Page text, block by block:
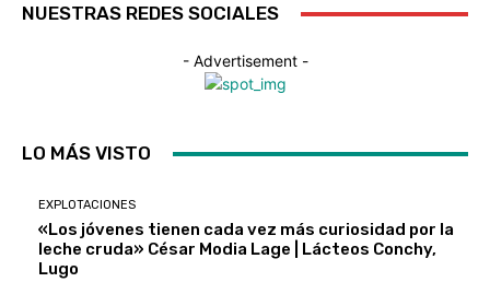
NUESTRAS REDES SOCIALES
- Advertisement -
LO MÁS VISTO
EXPLOTACIONES
«Los jóvenes tienen cada vez más curiosidad por la
leche cruda» César Modia Lage | Lácteos Conchy,
Lugo